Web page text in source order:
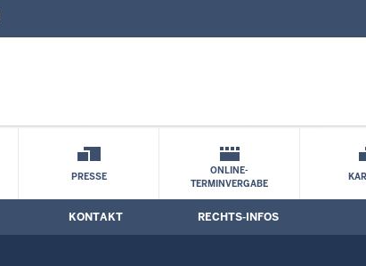
PRESSE
ONLINE-
TERMINVERGABE
KONTAKT RECHTS-INFOS